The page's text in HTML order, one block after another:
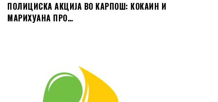
ПОЛИЦИСКА АКЦИЈА ВО КАРПОШ: КОКАИН И
МАРИХУАНА ПРО…